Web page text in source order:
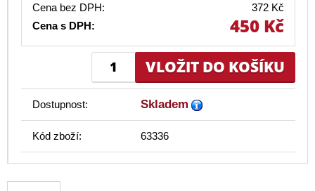
Cena bez DPH:
372 Kč
Cena s DPH:
450 Kč
Dostupnost: Skladem
Kód zboží: 63336